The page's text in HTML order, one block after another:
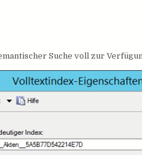
Suche voll zur